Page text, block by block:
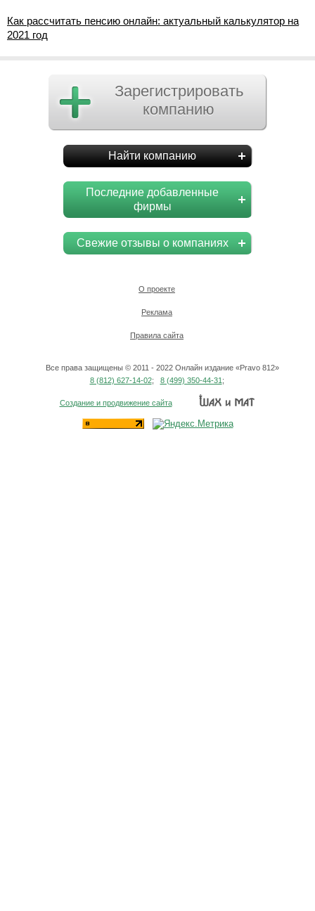
Как рассчитать пенсию онлайн: актуальный калькулятор на
2021 год
Зарегистрировать
компанию
Найти компанию
Последние добавленные
фирмы
Свежие отзывы о компаниях
О проекте
Реклама
Правила сайта
Все права защищены © 2011 - 2022 Онлайн издание «Pravo 812»
8 (812) 627-14-02; 8 (499) 350-44-31 ;
Создание и продвижение сайта